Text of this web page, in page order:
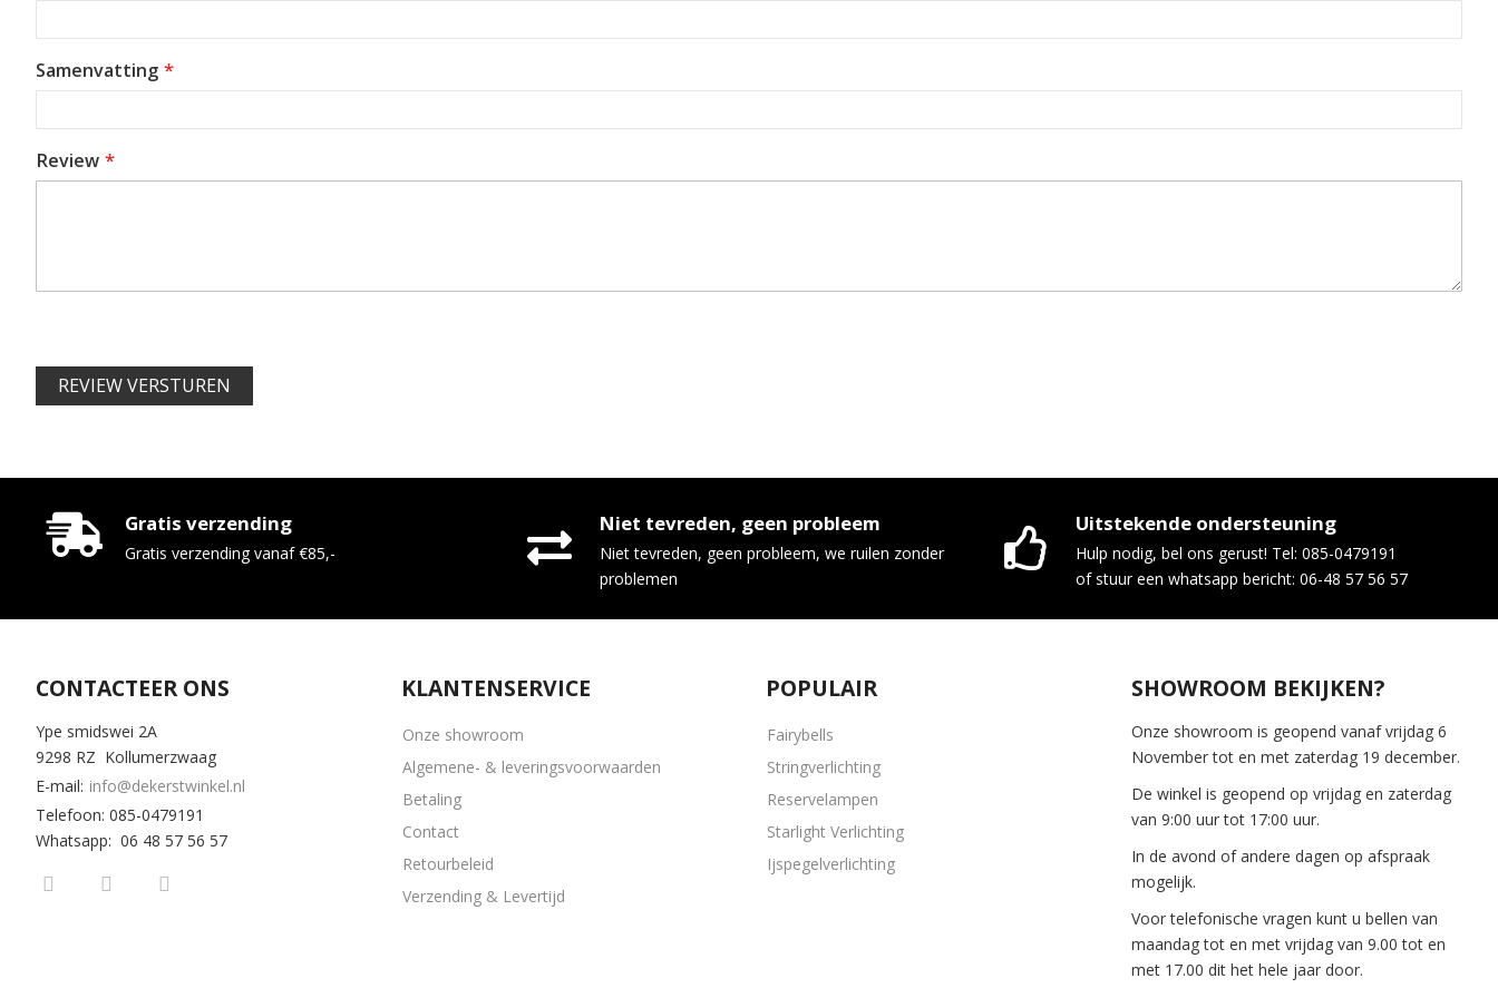
Samenvatting
Review
REVIEW VERSTUREN
Gratis verzending
Gratis verzending vanaf €85,-
Niet tevreden, geen probleem
Niet tevreden, geen probleem, we ruilen zonder
problemen
Uitstekende ondersteuning
Hulp nodig, bel ons gerust! Tel: 085-0479191
of stuur een whatsapp bericht: 06-48 57 56 57
CONTACTEER ONS
Ype smidswei 2A
9298 RZ Kollumerzwaag
E-mail: info@dekerstwinkel.nl
Telefoon: 085-0479191
Whatsapp: 06 48 57 56 57
KLANTENSERVICE
Onze showroom
Algemene- & leveringsvoorwaarden
Betaling
Contact
Retourbeleid
Verzending & Levertijd
POPULAIR
Fairybells
Stringverlichting
Reservelampen
Starlight Verlichting
Ijspegelverlichting
SHOWROOM BEKIJKEN?
Onze showroom is geopend vanaf vrijdag 6
November tot en met zaterdag 19 december.
De winkel is geopend op vrijdag en zaterdag
van 9:00 uur tot 17:00 uur.
In de avond of andere dagen op afspraak
mogelijk.
Voor telefonische vragen kunt u bellen van
maandag tot en met vrijdag van 9.00 tot en
met 17.00 dit het hele jaar door.